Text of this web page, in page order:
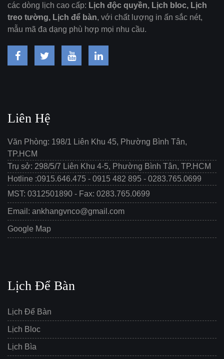
các dòng lịch cao cấp: Lịch độc quyền, Lịch bloc, Lịch
treo tường, Lịch để bàn, với chất lượng in ấn sắc nét,
mẫu mã đa dạng phù hợp mọi nhu cầu.
Liên Hệ
Văn Phòng: 198/1 Liên Khu 45, Phường Bình Tân,
TP.HCM
Trụ sở: 298/5/7 Liên Khu 4-5, Phường Bình Tân, TP.HCM
Hotline :0915.646.475 - 0915 482 895 - 0283.765.0699
MST: 0312501890 - Fax: 0283.765.0699
Email: ankhangvnco@gmail.com
Google Map
Lịch Để Bàn
Lịch Để Bàn
Lịch Bloc
Lịch Bìa